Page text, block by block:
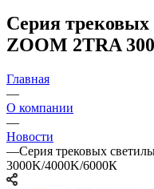
Серия
ZOOM 2TRA
Главная
—
О компании
—
Новости
—Серия трековых
3000K/4000K/6000К